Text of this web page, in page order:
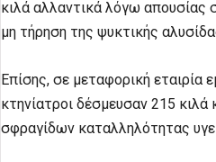
κιλά αλλαντικά λόγω
μη τήρηση της ψυκτικής
Επίσης, σε μεταφορική εταιρία
κτηνίατροι δέσμευσαν 215 κιλά
σφραγίδων καταλληλότητας